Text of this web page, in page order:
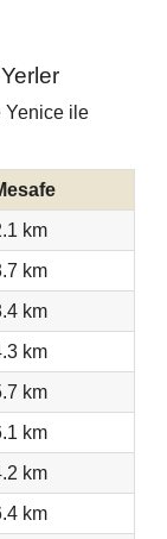
Yenice ile
km
km
km
km
km
km
km
km